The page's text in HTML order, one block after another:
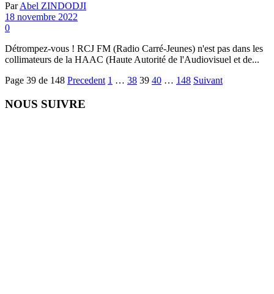
Par Abel ZINDODJI
18 novembre 2022
0
Détrompez-vous ! RCJ FM (Radio Carré-Jeunes) n'est pas dans les
collimateurs de la HAAC (Haute Autorité de l'Audiovisuel et de...
Page 39 de 148 Precedent 1 … 38 39 40 … 148 Suivant
NOUS SUIVRE